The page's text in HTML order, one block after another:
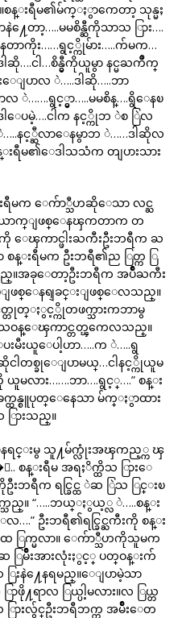
စန္းရီမ၏မ်က္ႏွာကေတာ့ သုန္မႈ
ေတာ့…..မမစိန္ဆီကိုသာသ ြား….
ာကိုး……ရွင့္ကိုမ်ား…..က်မက…
ဆို….ငါ…စိန္မွီကိုယူမွာ နင္မႀကိဳက္
ျပာလ ဲ…..ဒါဆို…..ဘာ
…….ရွင့္မွာ…..မမစိန္….ရွိေနၿ
ါေပမဲ့….ငါက နင့္ကိုဘ ဲစ ြဲလ
နင့္ဆီလာေနမွာဘ ဲ……ဒါဆိုလ
မ၏ေဒါသသံက တျပားသား
ရီမက ေက်ာ္သီဟဆိုေသာ လင္ႀ
ေယာက္ျဖစ္ေနၾကတာက တ
ကို ေၾကာင္ဖါးႀကီးဦးဘရီက ႀ
စန္းရီမက ဦးဘရီ၏ည ြတ္က ြ
။အခုေတာ့ဦးဘရီက အပ်ိဳႀကီး
ဖစ္ေနရျခင္းျဖစ္ေလသည္။
တ္တုတ္ႏွင့္ကိုတဖက္သားကဘာမွ
သဝန္ေၾကာင္တတ္ၾကေလသည္။
မီးယူေပါ့ဟာ…..က ဲ…..ရွ
ငါတစ္ခုေျပာမယ္…ငါနင့္ကိုယူမ
မလား…….ဘာ….ရွင့္….” စန္း
ထန္စူပုတ္ေနေသာ မ်က္ႏွာထား
ားသည္။
းမွ သူ႔မ်က္လုံးအၾကည့္က ၾ
စန္းရီမ အရႈိက္ထိသ ြားေ
ဦးဘရီက ရင္ခြင္ထ ဲဆ ြဲသ ြင္းၿ
က္သည္။ “…..ဘယ္ႏွယ့္လ ဲ…..စန္း
ဦးဘရီ၏ရင္ခြင္ႀကီးကို စန္း
ထ ြက္မလာ။ ေက်ာ္သီဟကိုသူမက
ြမ်ိဳးအားလုံးႏွင့္ ပတ္ဝန္းက်
ြးနဲ႔ေနရမည္။ေျပာမဲ့သာ
ရာလ ြယ္ပါ့မလား။လ ြယ္တ
ြားလွ်င္ဦးဘရီဘက္က အမ်ိဳးေတ